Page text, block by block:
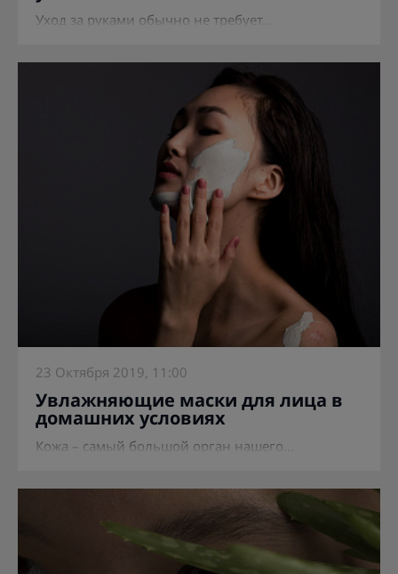
Уход за руками обычно не требует...
23 Октября 2019, 11:00
Увлажняющие маски для лица в
домашних условиях
Кожа – самый большой орган нашего...